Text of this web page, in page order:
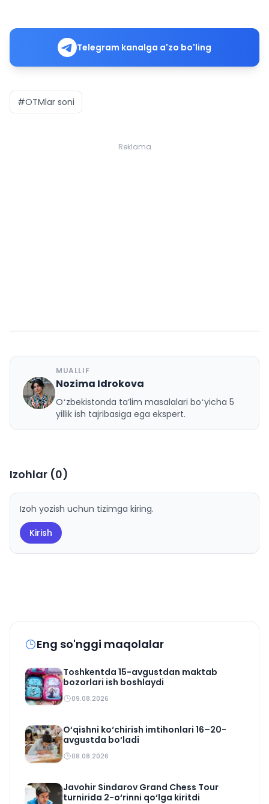
Telegram kanalga a'zo bo'ling
#OTMlar soni
Reklama
N
MUALLIF
Nozima Idrokova
Oʻzbekistonda taʼlim masalalari boʻyicha 5
yillik ish tajribasiga ega ekspert.
Izohlar (0)
Izoh yozish uchun tizimga kiring.
Kirish
Eng so'nggi maqolalar
Toshkentda 15-avgustdan maktab
bozorlari ish boshlaydi
09.08.2026
O‘qishni ko‘chirish imtihonlari 16–20-
avgustda bo‘ladi
08.08.2026
Javohir Sindarov Grand Chess Tour
turnirida 2-o‘rinni qo‘lga kiritdi